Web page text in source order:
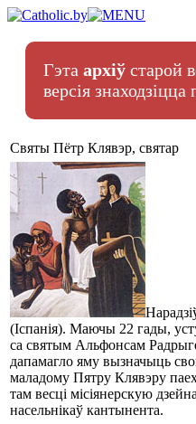
Гэта архіў старой
версія знаходзіцца
Святы Пётр Клявэр, святар
(Іспанія). Маючы 22 гады,
са святым Альфонсам
дапамагло яму вызначыць
маладому Пятру Клявэру
там весці місіянерскую
насельнікаў кантынента.